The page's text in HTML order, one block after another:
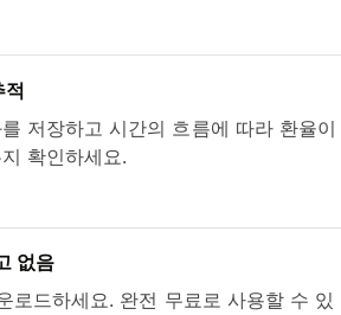
적
저장하고 시간의 흐름에 따라 환율이
확인하세요.
없음
로드하세요. 완전 무료로 사용할 수 있